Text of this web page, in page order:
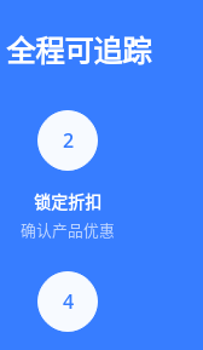
程可追踪
2
锁定折扣
确认产品优惠
4